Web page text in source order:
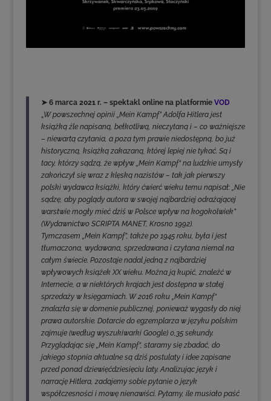
➤ 6 marca 2021 r. – spektakl online na platformie VOD
„W powszechnej opinii „Mein Kampf” Adolfa Hitlera jest
książką źle napisaną, bełkotliwą, nieczytaną i – co ważniejsze
– niewartą czytania, a poza tym prawie niedostępną, bo już
historyczną, książką zakazaną, której lepiej nie tykać. Są i
tacy, którzy sądzą, że wpływ „Mein Kampf“ na ludzkie umysły
zakończył się wraz z klęską nazistów – tak jak pierwszy
polski wydawca książki, który ćwierć wieku temu napisał: „Nie
sądzę, aby poglądy autora w swojej najbardziej odrażającej
warstwie mogły mieć dziś w Polsce wpływ na kogokolwiek”
(Wydawnictwo SCRIPTA MANET, Krosno 1992).
Tymczasem „Mein Kampf”, także po 1945 roku, była i jest
tłumaczona, wydawana, sprzedawana i czytana niemal na
całym świecie. Pozostaje nadal jedną z najbardziej
wpływowych książek XX wieku. Można ją kupić, znaleźć w
Internecie, a w niektórych krajach jest dostępna w stałej
sprzedaży w księgarniach. W 2016 roku „Mein Kampf“
znalazła się w domenie publicznej, ponieważ wygasły do niej
prawa autorskie. Dotarcie do egzemplarza w języku polskim
zajmuje (według wyszukiwarki Google) 0,35 sekundy.
Przyglądając się „Mein Kampf“, staramy się zbadać, do
jakiego stopnia aktualne są dziś postulaty i idee zapisane
przed ponad dziewięćdziesięciu laty. Analizując język i
narrację Hitlera, zadajemy sobie pytanie o język
współczesności i mowę nienawiści. Pytamy, ile musiało paść